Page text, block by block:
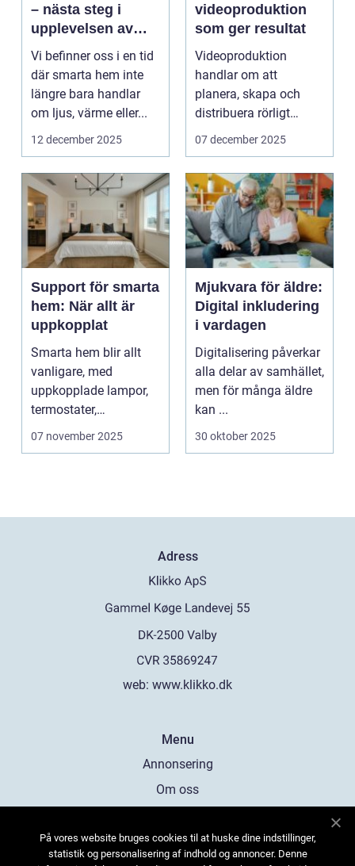
– nästa steg i
upplevelsen av
smarta hem
Vi befinner oss i en tid
där smarta hem inte
längre bara handlar
om ljus, värme eller...
12 december 2025
videoproduktion
som ger resultat
Videoproduktion
handlar om att
planera, skapa och
distribuera rörligt
innehåll som fö...
07 december 2025
Support för smarta
hem: När allt är
uppkopplat
Smarta hem blir allt
vanligare, med
uppkopplade lampor,
termostater,
säkerhetskameror och
07 november 2025
Mjukvara för äldre:
Digital inkludering
i vardagen
Digitalisering påverkar
alla delar av samhället,
men för många äldre
kan ...
30 oktober 2025
Adress
web: www.klikko.dk
Menu
Annonsering
Om oss
Kontakta oss
På vores website bruges cookies til at huske dine indstillinger,
statistik og personalisering af indhold og annoncer. Denne